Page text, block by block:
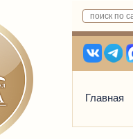
Главная